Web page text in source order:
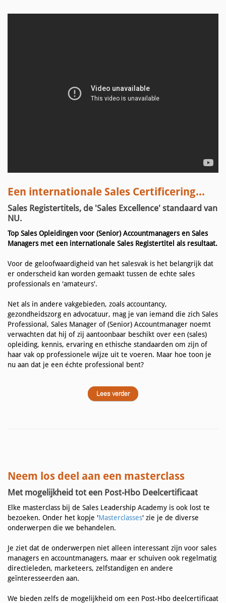
Een internationale Sales Certificering...
Sales Registertitels, de 'Sales Excellence' standaard van
NU.
Top Sales Opleidingen voor (Senior) Accountmanagers en Sales
Managers met een internationale Sales Registertitel als resultaat.
Voor de geloofwaardigheid van het salesvak is het belangrijk dat
er onderscheid kan worden gemaakt tussen de echte sales
professionals en 'amateurs'.
Net als in andere vakgebieden, zoals accountancy,
gezondheidszorg en advocatuur, mag je van iemand die zich Sales
Professional, Sales Manager of (Senior) Accountmanager noemt
verwachten dat hij of zij aantoonbaar beschikt over een (sales)
opleiding, kennis, ervaring en ethische standaarden om zijn of
haar vak op professionele wijze uit te voeren. Maar hoe toon je
nu aan dat je een échte professional bent?
Lees verder
Neem los deel aan een masterclass
Met mogelijkheid tot een Post-Hbo Deelcertificaat
Elke masterclass bij de Sales Leadership Academy is ook lost te
bezoeken. Onder het kopje 'Masterclasses' zie je de diverse
onderwerpen die we behandelen.
Je ziet dat de onderwerpen niet alleen interessant zijn voor sales
managers en accountmanagers, maar er schuiven ook regelmatig
directieleden, marketeers, zelfstandigen en andere
geïnteresseerden aan.
We bieden zelfs de mogelijkheid om een Post-Hbo deelcertificaat